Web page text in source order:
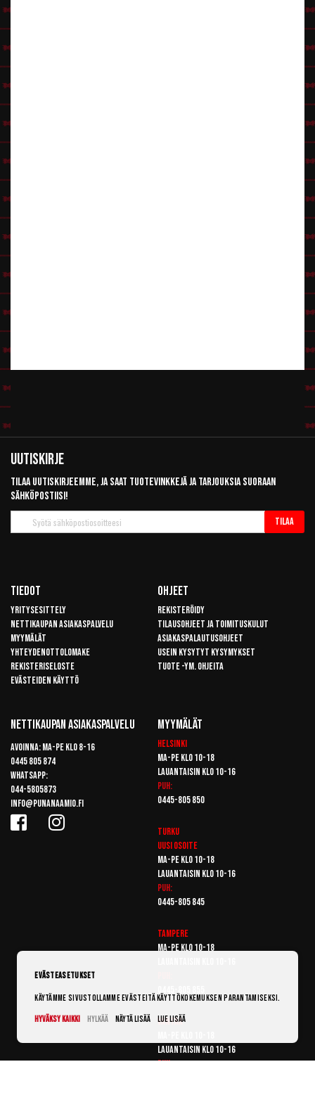
Uutiskirje
Tilaa uutiskirjeemme, ja saat tuotevinkkejä ja tarjouksia suoraan
sähköpostiisi!
uutiskirje
Tilaa
Tiedot
Yritysesittely
Nettikaupan asiakaspalvelu
Myymälät
Yhteydenottolomake
Rekisteriseloste
Evästeiden käyttö
Ohjeet
Rekisteröidy
Tilausohjeet ja toimituskulut
Asiakaspalautusohjeet
Usein kysytyt kysymykset
Tuote -ym. ohjeita
Nettikaupan Asiakaspalvelu
Avoinna: Ma-pe klo 8-16
0445 805 874
Whatsapp:
044-5805873
info@punanaamio.fi
Myymälät
Helsinki
Ma-pe klo 10-18
Lauantaisin klo 10-16
Puh:
0445-805 850
Turku
Uusi osoite
Ma-pe klo 10-18
Lauantaisin klo 10-16
Puh:
0445-805 845
Tampere
Ma-pe klo 10-18
Vantaa
Lauantaisin klo 10-16
Puh:
Evästeasetukset
Käytämme sivustollamme evästeitä käyttökokemuksen parantamiseksi.
Hyväksy kaikki
Hylkää Näytä lisää Lue lisää